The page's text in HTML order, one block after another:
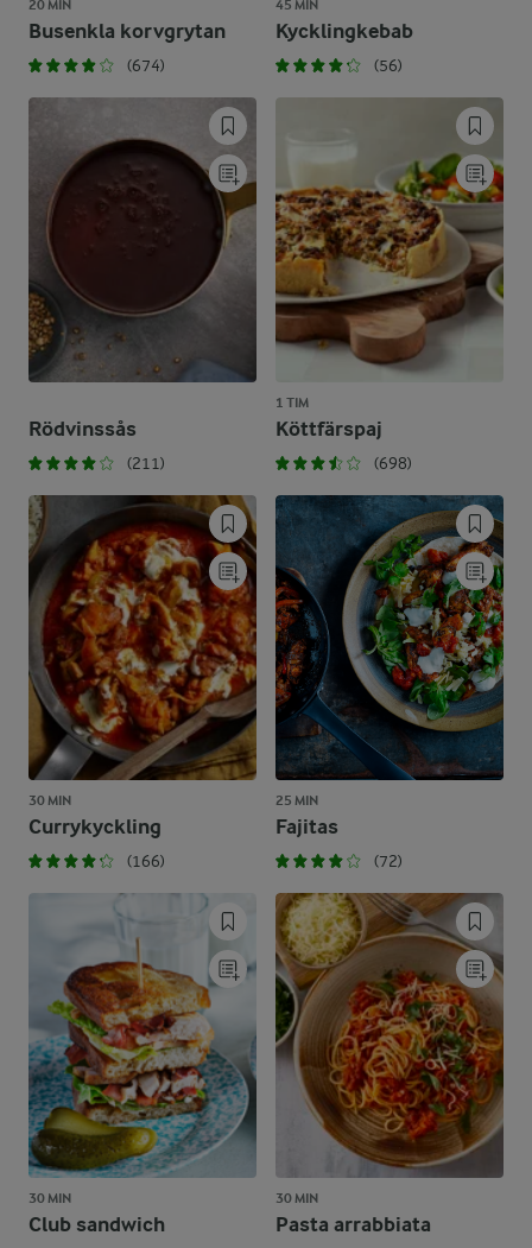
20 MIN
Busenkla korvgrytan
(674)
45 MIN
Kycklingkebab
(56)
Rödvinssås
(211)
1 TIM
Köttfärspaj
(698)
30 MIN
Currykyckling
(166)
25 MIN
Fajitas
(72)
30 MIN
Club sandwich
30 MIN
Pasta arrabbiata